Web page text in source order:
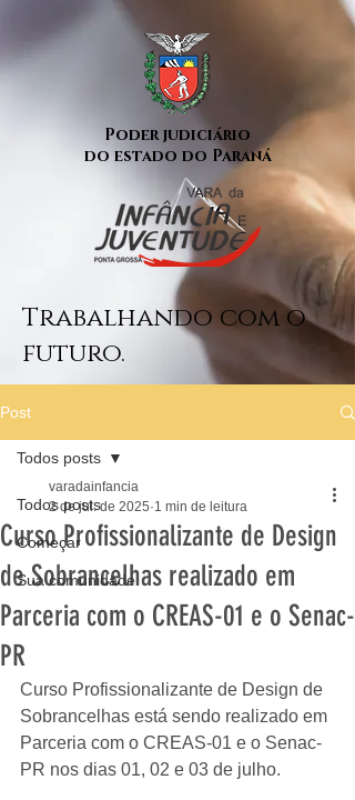
Poder judiciário
do estado do Paraná
Trabalhando com o
futuro.
Post
Todos posts
Começar
Sua comunidade
Todos posts
Curso Profissionalizante de Design
de Sobrancelhas realizado em
Parceria com o CREAS-01 e o Senac-
PR
varadainfancia
2 de jul. de 2025 1 min de leitura
Curso Profissionalizante de Design de
Sobrancelhas está sendo realizado em
Parceria com o CREAS-01 e o Senac-
PR nos dias 01, 02 e 03 de julho.